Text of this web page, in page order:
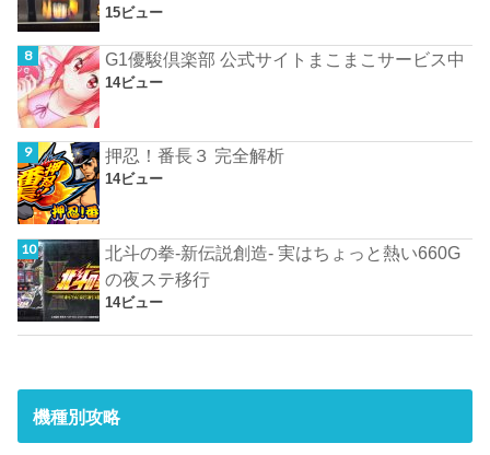
15ビュー
G1優駿倶楽部 公式サイトまこまこサービス中
14ビュー
押忍！番長３ 完全解析
14ビュー
北斗の拳-新伝説創造- 実はちょっと熱い660G
の夜ステ移行
14ビュー
機種別攻略